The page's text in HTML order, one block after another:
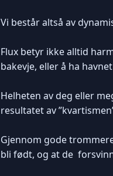
Vi består altså av
Flux betyr ikke alltid
bakevje, eller å ha
Helheten av deg eller
resultatet av
Gjennom gode
bli født, og at de